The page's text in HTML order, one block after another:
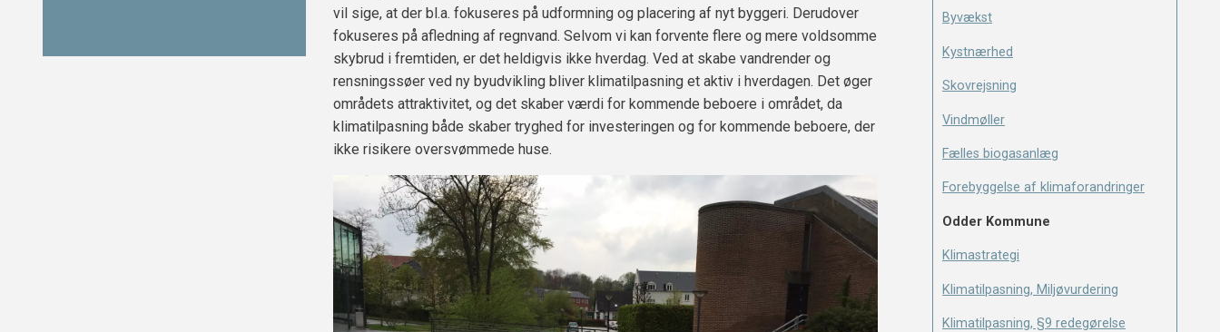
vil sige, at der bl.a. fokuseres på udformning og placering af nyt byggeri. Derudover
fokuseres på afledning af regnvand. Selvom vi kan forvente flere og mere voldsomme
skybrud i fremtiden, er det heldigvis ikke hverdag. Ved at skabe vandrender og
rensningssøer ved ny byudvikling bliver klimatilpasning et aktiv i hverdagen. Det øger
områdets attraktivitet, og det skaber værdi for kommende beboere i området, da
klimatilpasning både skaber tryghed for investeringen og for kommende beboere, der
ikke risikere oversvømmede huse.
Byvækst
Kystnærhed
Skovrejsning
Vindmøller
Fælles biogasanlæg
Forebyggelse af klimaforandringer
Odder Kommune
Klimastrategi
Klimatilpasning, Miljøvurdering
Klimatilpasning, §9 redegørelse